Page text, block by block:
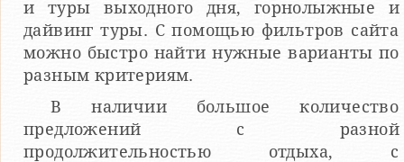
и туры выходного дня, горнолыжные и
дайвинг туры. С помощью фильтров сайта
можно быстро найти нужные варианты по
разным критериям.
В наличии большое количество
предложений с разной
продолжительностью отдыха, с